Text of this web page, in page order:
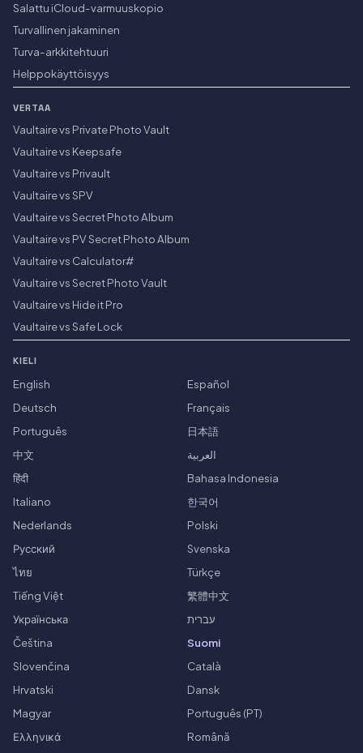
Salattu iCloud-varmuuskopio
Turvallinen jakaminen
Turva-arkkitehtuuri
Helppokäyttöisyys
VERTAA
Vaultaire vs Private Photo Vault
Vaultaire vs Keepsafe
Vaultaire vs Privault
Vaultaire vs SPV
Vaultaire vs Secret Photo Album
Vaultaire vs PV Secret Photo Album
Vaultaire vs Calculator#
Vaultaire vs Secret Photo Vault
Vaultaire vs Hide it Pro
Vaultaire vs Safe Lock
KIELI
English
Español
Deutsch
Français
Português
日本語
中文
العربية
हिंदी
Bahasa Indonesia
Italiano
한국어
Nederlands
Polski
Русский
Svenska
ไทย
Türkçe
Tiếng Việt
繁體中文
Українська
עברית
Čeština
Suomi
Slovenčina
Català
Hrvatski
Dansk
Magyar
Português (PT)
Ελληνικά
Română